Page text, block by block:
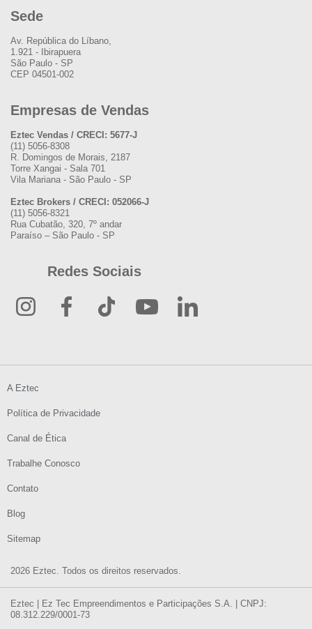
Sede
Av. República do Líbano,
1.921 - Ibirapuera
São Paulo - SP
CEP 04501-002
Empresas de Vendas
Eztec Vendas / CRECI: 5677-J
(11) 5056-8308
R. Domingos de Morais, 2187
Torre Xangai - Sala 701
Vila Mariana - São Paulo - SP
Eztec Brokers / CRECI: 052066-J
(11) 5056-8321
Rua Cubatão, 320, 7º andar
Paraíso – São Paulo - SP
Redes Sociais
2026 Eztec. Todos os direitos reservados.
A Eztec
Política de Privacidade
Canal de Ética
Trabalhe Conosco
Contato
Blog
Sitemap
Eztec | Ez Tec Empreendimentos e Participações S.A. | CNPJ:
08.312.229/0001-73